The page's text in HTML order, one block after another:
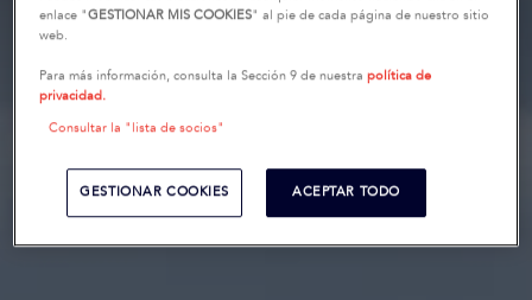
enlace "GESTIONAR MIS COOKIES" al pie de cada página de nuestro sitio
web.
Para más información, consulta la Sección 9 de nuestrapolítica de
privacidad.
Consultar la "lista de socios"
GESTIONAR COOKIES ACEPTAR TODO